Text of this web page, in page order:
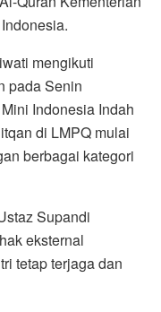
mengikuti
pada Senin
Indonesia Indah
di LMPQ mulai
berbagai kategori
Supandi
eksternal
tetap terjaga dan